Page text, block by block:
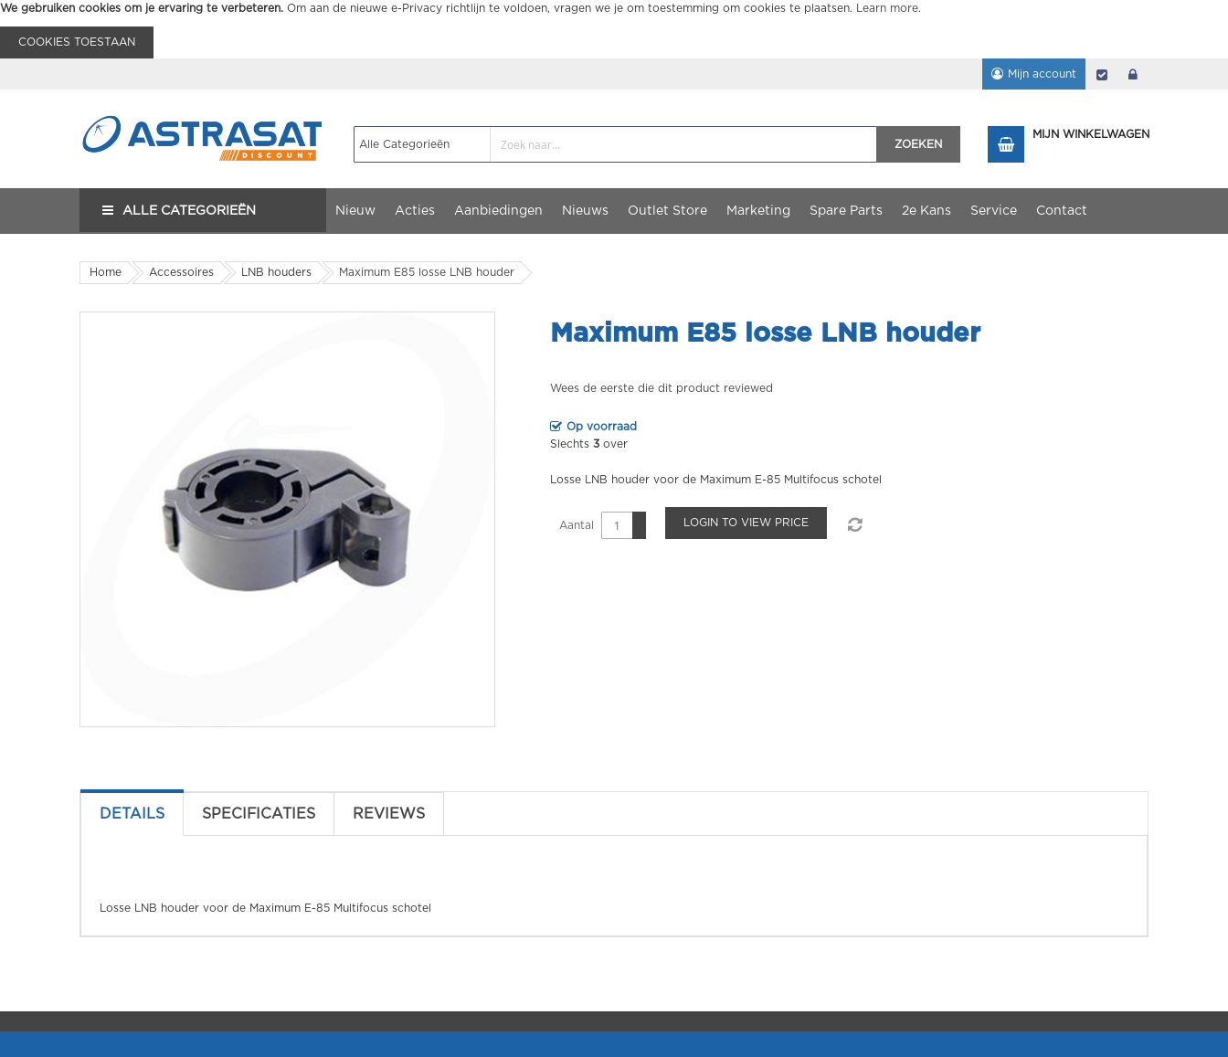
We gebruiken cookies om je ervaring te verbeteren. Om aan de nieuwe e-Privacy richtlijn te voldoen, vragen we je om toestemming om cookies te plaatsen. Learn more.
COOKIES TOESTAAN
Mijn account Afrekenen
ZOEKEN
MIJN WINKELWAGEN
ALLE CATEGORIEËN Nieuw Acties Aanbiedingen Nieuws Outlet Store Marketing Spare Parts 2e Kans Service Contact
Home Accessoires LNB houders Maximum E85 losse LNB houder
Maximum E85 losse LNB houder
Wees de eerste die dit product reviewed
Op voorraad
Slechts 3 over
Losse LNB houder voor de Maximum E-85 Multifocus schotel
Aantal LOGIN TO VIEW PRICE
DETAILS SPECIFICATIES REVIEWS
Losse LNB houder voor de Maximum E-85 Multifocus schotel